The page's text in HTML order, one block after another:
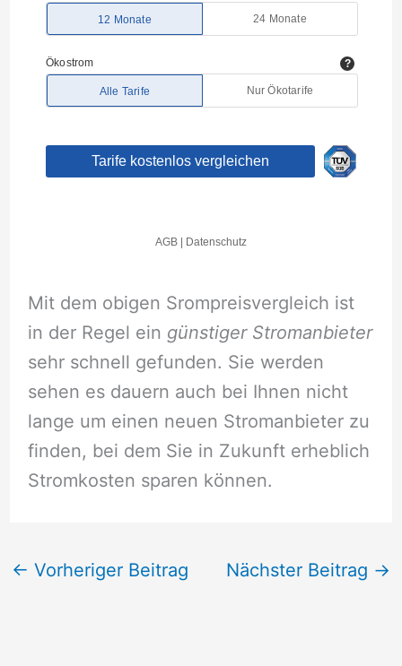
Mit dem obigen Srompreisvergleich ist
in der Regel ein günstiger Stromanbieter
sehr schnell gefunden. Sie werden
sehen es dauern auch bei Ihnen nicht
lange um einen neuen Stromanbieter zu
finden, bei dem Sie in Zukunft erheblich
Stromkosten sparen können.
← Vorheriger Beitrag Nächster Beitrag →